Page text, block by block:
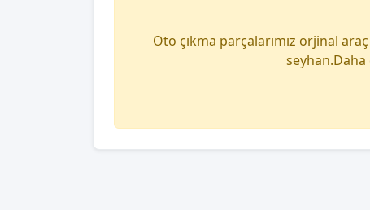
Oto çıkma parçalarımız orjinal
seyhan.Daha